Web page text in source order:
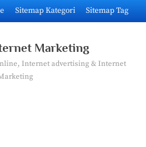
Sitemap Kategori Sitemap Tag
Marketing
Internet advertising & Internet